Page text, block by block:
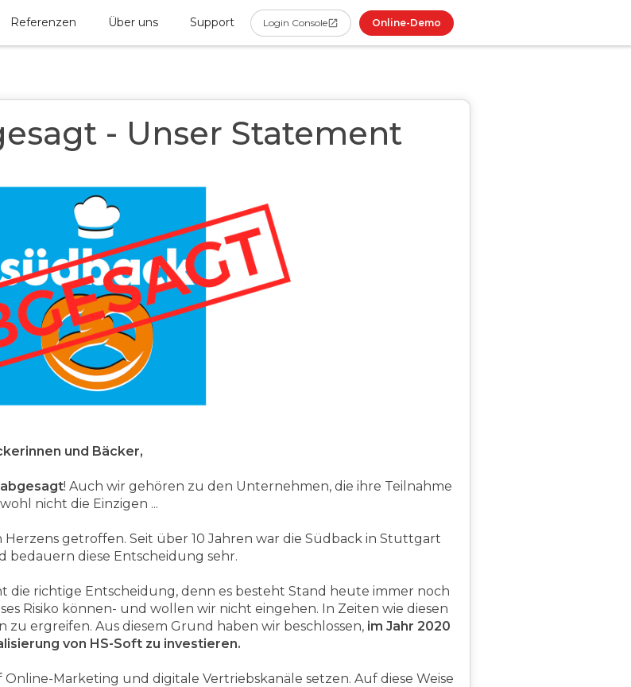
Referenzen Über uns Support Login Console Online-Demo
- Unser Statement
und Bäcker,
! Auch wir gehören zu den Unternehmen, die ihre Teilnahme
nicht die Einzigen ...
getroffen. Seit über 10 Jahren war die Südback in Stuttgart
bedauern diese Entscheidung sehr.
die richtige Entscheidung, denn es besteht Stand heute immer noch
Risiko können- und wollen wir nicht eingehen. In Zeiten wie diesen
zu ergreifen. Aus diesem Grund haben wir beschlossen, im Jahr 2020
von HS-Soft zu investieren.
Marketing und digitale Vertriebskanäle setzen. Auf diese Weise